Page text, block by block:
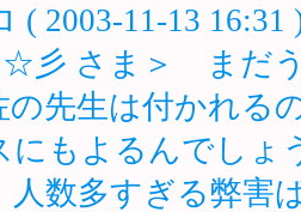
( 2003-11-13 16:31
彡 さま＞ まだう
の先生は付かれる
にもよるんでしょ
人数多すぎる弊害